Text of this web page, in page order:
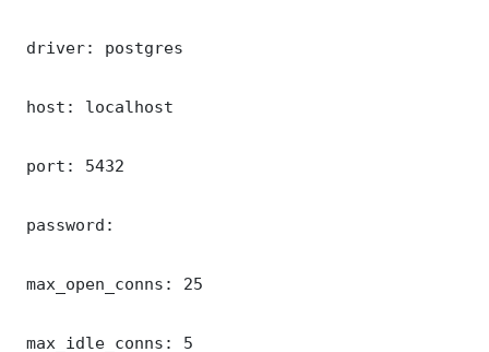
driver: postgres
host: localhost
port: 5432
password:
max_open_conns: 25
max_idle_conns: 5